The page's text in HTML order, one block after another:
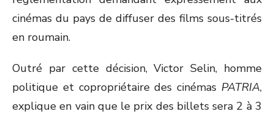
cinémas du pays de diffuser des films sous-titrés
en roumain.
Outré par cette décision, Victor Selin, homme
politique et copropriétaire des cinémas PATRIA,
explique en vain que le prix des billets sera 2 à 3